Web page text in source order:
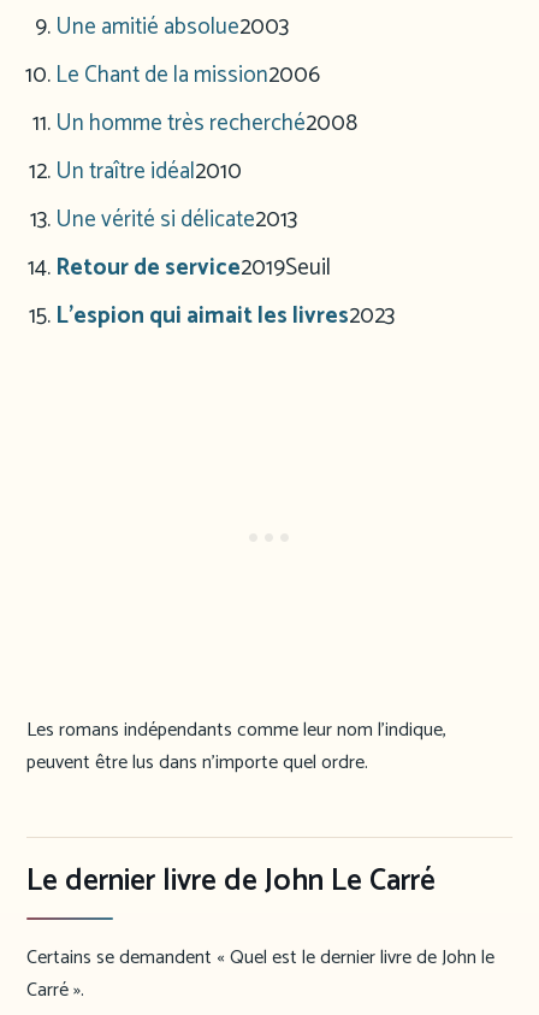
Une amitié absolue2003
Le Chant de la mission2006
Un homme très recherché2008
Un traître idéal2010
Une vérité si délicate2013
Retour de service2019Seuil
L’espion qui aimait les livres2023
Les romans indépendants comme leur nom l’indique,
peuvent être lus dans n’importe quel ordre.
Le dernier livre de John Le Carré
Certains se demandent « Quel est le dernier livre de John le
Carré ».